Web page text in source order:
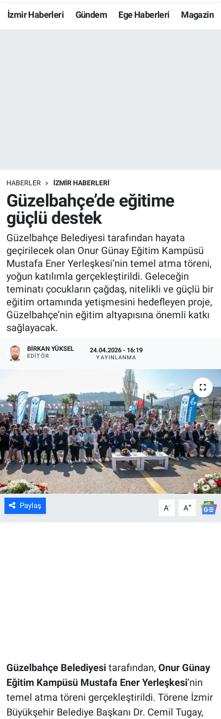
İzmir Haberleri Gündem Ege Haberleri Magazin
HABERLER İZMİR HABERLERİ
Güzelbahçe’de eğitime
güçlü destek
Güzelbahçe Belediyesi tarafından hayata
geçirilecek olan Onur Günay Eğitim Kampüsü
Mustafa Ener Yerleşkesi’nin temel atma töreni,
yoğun katılımla gerçekleştirildi. Geleceğin
teminatı çocukların çağdaş, nitelikli ve güçlü bir
eğitim ortamında yetişmesini hedefleyen proje,
Güzelbahçe’nin eğitim altyapısına önemli katkı
sağlayacak.
BIRKAN YÜKSEL
EDITÖR
24.04.2026 - 16:19
YAYINLANMA
Paylaş A- A+
Güzelbahçe Belediyesitarafından, Onur Günay
Eğitim Kampüsü Mustafa Ener Yerleşkesi’nin
temel atma töreni gerçekleştirildi. Törene İzmir
Büyükşehir Belediye Başkanı Dr. Cemil Tugay,
Resmi İlanlar